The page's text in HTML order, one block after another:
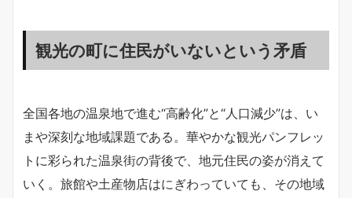
観光の町に住民がいないという矛盾
全国各地の温泉地で進む“高齢化”と“人口減少”は、い
まや深刻な地域課題である。華やかな観光パンフレッ
トに彩られた温泉街の背後で、地元住民の姿が消えて
いく。旅館や土産物店はにぎわっていても、その地域